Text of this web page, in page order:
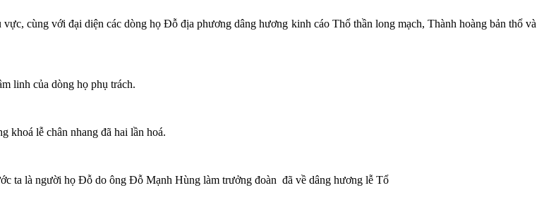
cùng với đại diện các dòng họ Đỗ địa phương dâng hương kinh cáo Thổ thần long mạch, Thành hoàng bản thổ và
linh của dòng họ phụ trách.
khoá lễ chân nhang đã hai lần hoá.
ta là người họ Đỗ do ông Đỗ Mạnh Hùng làm trưởng đoàn đã về dâng hương lễ Tổ